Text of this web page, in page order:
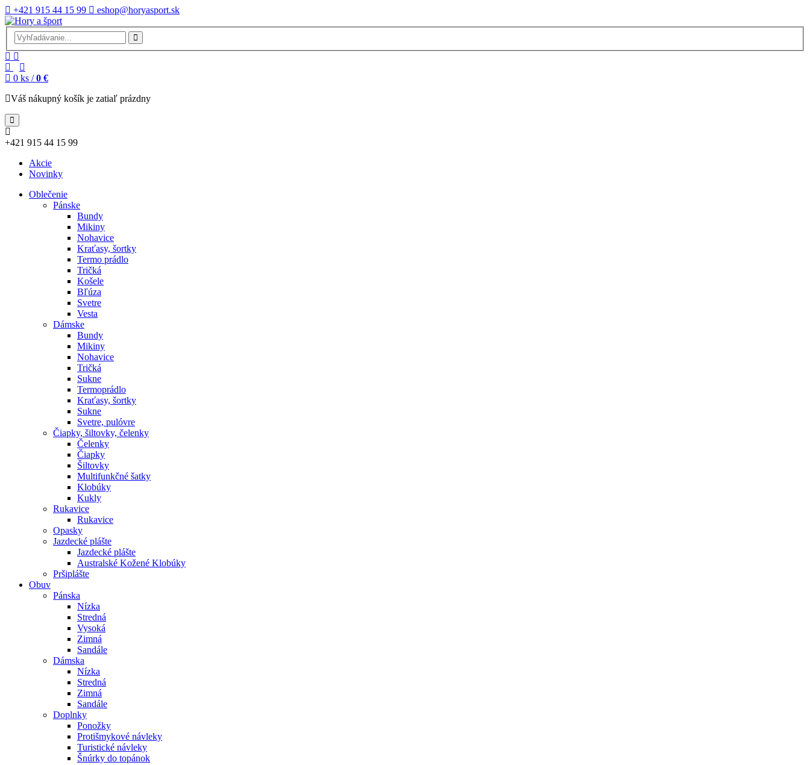
+421 915 44 15 99 eshop@horyasport.sk
0 ks / 0 €
Váš nákupný košík je zatiaľ prázdny
+421 915 44 15 99
Akcie
Novinky
Oblečenie
Pánske
Bundy
Mikiny
Nohavice
Kraťasy, šortky
Termo prádlo
Tričká
Košele
Bľúza
Svetre
Vesta
Dámske
Bundy
Mikiny
Nohavice
Tričká
Sukne
Termoprádlo
Kraťasy, šortky
Sukne
Svetre, pulóvre
Čiapky, šiltovky, čelenky
Čelenky
Čiapky
Šiltovky
Multifunkčné šatky
Klobúky
Kukly
Rukavice
Rukavice
Opasky
Jazdecké plášte
Jazdecké plášte
Australské Kožené Klobúky
Pršiplášte
Obuv
Pánska
Nízka
Stredná
Vysoká
Zimná
Sandále
Dámska
Nízka
Stredná
Zimná
Sandále
Doplnky
Ponožky
Protišmykové návleky
Turistické návleky
Šnúrky do topánok